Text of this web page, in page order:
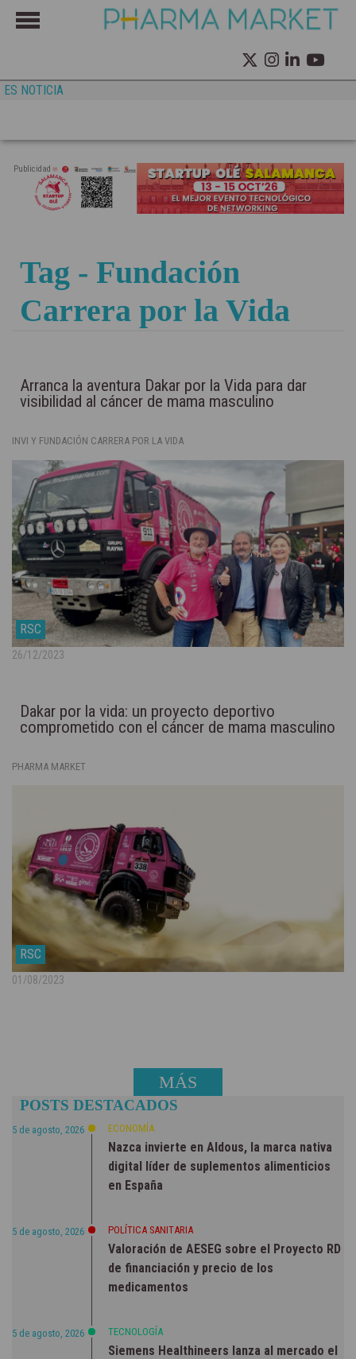
ES NOTICIA
Publicidad
Tag - Fundación
Carrera por la Vida
Arranca la aventura Dakar por la Vida para dar
visibilidad al cáncer de mama masculino
INVI Y FUNDACIÓN CARRERA POR LA VIDA
RSC
26/12/2023
Dakar por la vida: un proyecto deportivo
comprometido con el cáncer de mama masculino
PHARMA MARKET
RSC
01/08/2023
MÁS
NOTICIAS
POSTS DESTACADOS
5 de agosto, 2026 ECONOMÍA
Nazca invierte en Aldous, la marca nativa
digital líder de suplementos alimenticios
en España
5 de agosto, 2026 POLÍTICA SANITARIA
Valoración de AESEG sobre el Proyecto RD
de financiación y precio de los
medicamentos
5 de agosto, 2026 TECNOLOGÍA
Siemens Healthineers lanza al mercado el